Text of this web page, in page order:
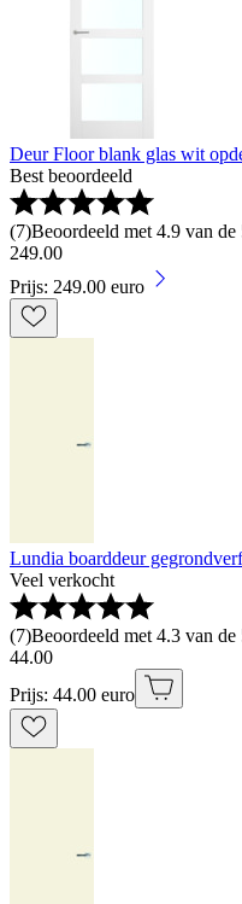
Deur Floor blank glas wit
Best beoordeeld
(7)Beoordeeld met 4.9 van
249.00
Prijs: 249.00 euro
Lundia boarddeur
Veel verkocht
(7)Beoordeeld met 4.3 van
44.00
Prijs: 44.00 euro